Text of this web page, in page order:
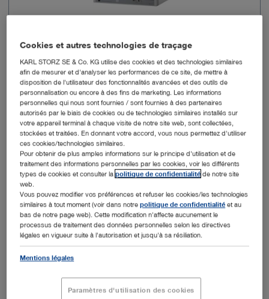
Format des sorties de signaux
3840 x 2160
pixels
Imagerie par fluorescence (NIR/ICG) Oui
Imagerie par fluorescence (Blue Light
Imaging, BLI)
Synchronisation automatique de la
source de lumière
Oui
Technologies S
CLARA,
CHROMA
Ajouter au devis
Cookies et autres technologies de traçage
KARL STORZ SE & Co. KG utilise des cookies et des technologies similaires
afin de mesurer et d'analyser les performances de ce site, de mettre à
disposition de l'utilisateur des fonctionnalités avancées et des outils de
personnalisation ou encore à des fins de marketing. Les informations
personnelles qui nous sont fournies / sont fournies à des partenaires
autorisés par le biais de cookies ou de technologies similaires installés sur
votre appareil terminal à chaque visite de notre site web, sont collectées,
stockées et traitées. En donnant votre accord, vous nous permettez d'utiliser
ces cookies/technologies similaires.
Pour obtenir de plus amples informations sur le principe d'utilisation et de
traitement des informations personnelles par les cookies, voir les différents
types de cookies et consulter lapolitique de confidentialité de notre site
web.
Vous pouvez modifier vos préférences et refuser les cookies/les technologies
similaires à tout moment (voir dans notrepolitique de confidentialité et au
bas de notre page web). Cette modification n'affecte aucunement le
processus de traitement des données personnelles selon les directives
légales en vigueur suite à l'autorisation et jusqu'à sa résiliation.
Mentions légales
Paramètres d'utilisation des cookies